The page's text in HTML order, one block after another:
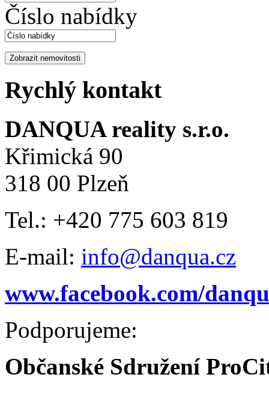
Číslo nabídky
Rychlý kontakt
DANQUA reality s.r.o.
Křimická 90
318 00 Plzeň
Tel.: +420 775 603 819
E-mail: info@danqua.cz
www.facebook.com/
Podporujeme:
Občanské Sdružení